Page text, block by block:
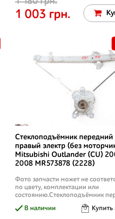
1 003 грн.
Стеклоподъёмник передний
правый электр (без
Mitsubishi Outlander (CU)
2008 MR573878 (2228)
Фото запчасти может не
по цвету, комплектации или
состоянию.Стеклоподъёмник
В наличии
Купить